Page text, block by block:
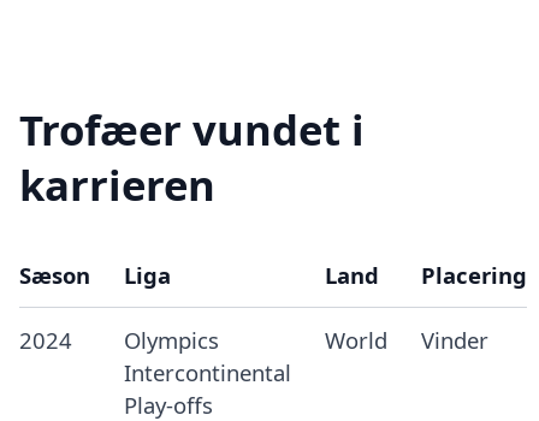
Trofæer vundet i
karrieren
Sæson Liga Land Placering
2024
Olympics
Intercontinental
Play-offs
World Vinder